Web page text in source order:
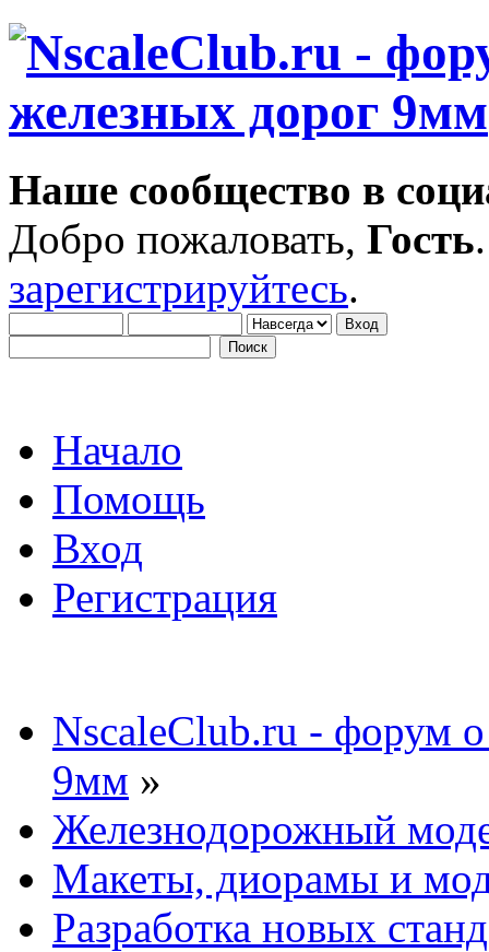
Наше сообщество в
Добро пожаловать, Гость
зарегистрируйтесь.
Начало
Помощь
Вход
Регистрация
NscaleClub.ru - форум
9мм »
Железнодорожный
Макеты, диорамы и
Разработка новых